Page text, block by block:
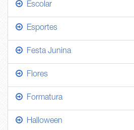
Escolar
Esportes
Festa Junina
Flores
Formatura
Halloween